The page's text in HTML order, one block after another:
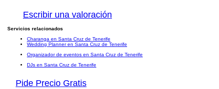
Escribir una valoración
Servicios relacionados
Charanga en Santa Cruz de Tenerife
Wedding Planner en Santa Cruz de Tenerife
Organizador de eventos en Santa Cruz de Tenerife
DJs en Santa Cruz de Tenerife
Pide Precio Gratis